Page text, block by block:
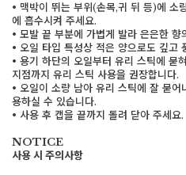
• 맥박이 뛰는 부위(손목,귀 뒤 등)에 소
에 흡수시켜 주세요.
• 모발 끝 부분에 가볍게 발라 은은한 향
• 오일 타입 특성상 적은 양으로도 깊고
• 용기 하단의 오일부터 유리 스틱에 묻
지점까지 유리 스틱 사용을 권장합니다.
• 오일이 소량 남아 유리 스틱에 잘 묻
용하실 수 있습니다.
• 사용 후 캡을 끝까지 돌려 닫아 주세요.
NOTICE
사용 시 주의사항